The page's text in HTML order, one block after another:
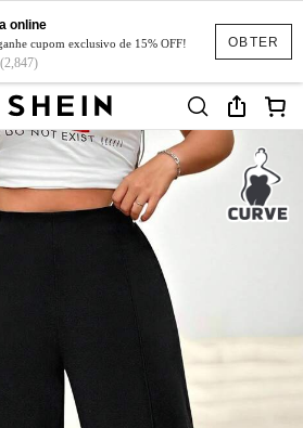
OBTER
online
cupom exclusivo de 15% OFF!
(2,847)